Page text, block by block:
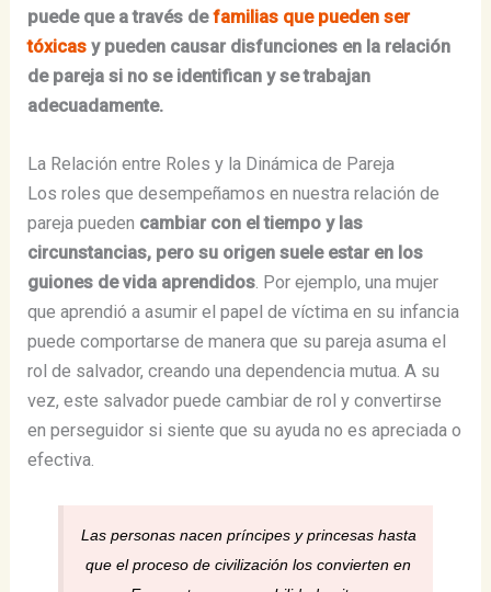
puede que a través defamilias que pueden ser
tóxicas y pueden causar disfunciones en la relación
de pareja si no se identifican y se trabajan
adecuadamente.
La Relación entre Roles y la Dinámica de Pareja
Los roles que desempeñamos en nuestra relación de
pareja pueden cambiar con el tiempo y las
circunstancias, pero su origen suele estar en los
guiones de vida aprendidos. Por ejemplo, una mujer
que aprendió a asumir el papel de víctima en su infancia
puede comportarse de manera que su pareja asuma el
rol de salvador, creando una dependencia mutua. A su
vez, este salvador puede cambiar de rol y convertirse
en perseguidor si siente que su ayuda no es apreciada o
efectiva.
Las personas nacen príncipes y princesas hasta
que el proceso de civilización los convierten en